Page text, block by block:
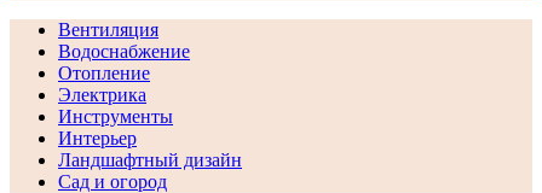
Вентиляция
Водоснабжение
Отопление
Электрика
Инструменты
Интерьер
Ландшафтный дизайн
Сад и огород